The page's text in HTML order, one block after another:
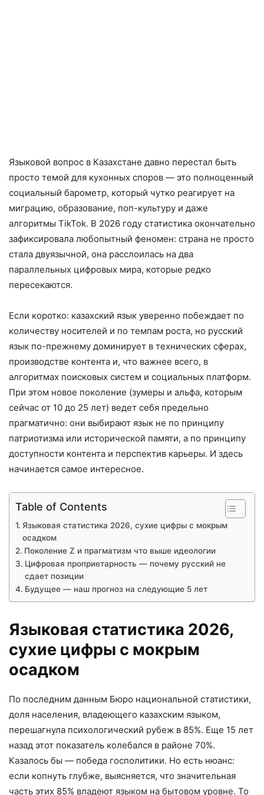
Языковой вопрос в Казахстане давно перестал быть
просто темой для кухонных споров — это полноценный
социальный барометр, который чутко реагирует на
миграцию, образование, поп-культуру и даже
алгоритмы TikTok. В 2026 году статистика окончательно
зафиксировала любопытный феномен: страна не просто
стала двуязычной, она расслоилась на два
параллельных цифровых мира, которые редко
пересекаются.
Если коротко: казахский язык уверенно побеждает по
количеству носителей и по темпам роста, но русский
язык по-прежнему доминирует в технических сферах,
производстве контента и, что важнее всего, в
алгоритмах поисковых систем и социальных платформ.
При этом новое поколение (зумеры и альфа, которым
сейчас от 10 до 25 лет) ведет себя предельно
прагматично: они выбирают язык не по принципу
патриотизма или исторической памяти, а по принципу
доступности контента и перспектив карьеры. И здесь
начинается самое интересное.
Table of Contents
Языковая статистика 2026, сухие цифры с мокрым
осадком
Поколение Z и прагматизм что выше идеологии
Цифровая проприетарность — почему русский не
сдает позиции
Будущее — наш прогноз на следующие 5 лет
Языковая статистика 2026,
сухие цифры с мокрым
осадком
По последним данным Бюро национальной статистики,
доля населения, владеющего казахским языком,
перешагнула психологический рубеж в 85%. Еще 15 лет
назад этот показатель колебался в районе 70%.
Казалось бы — победа госполитики. Но есть нюанс:
если копнуть глубже, выясняется, что значительная
часть этих 85% владеют языком на бытовом уровне. То